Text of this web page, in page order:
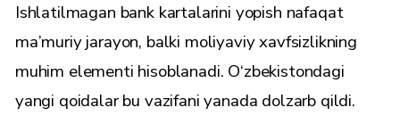
Ishlatilmagan bank kartalarini yopish nafaqat
ma’muriy jarayon, balki moliyaviy xavfsizlikning
muhim elementi hisoblanadi. O‘zbekistondagi
yangi qoidalar bu vazifani yanada dolzarb qildi.